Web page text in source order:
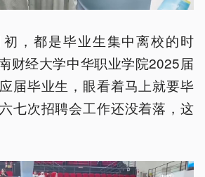
，都是毕业生集中离校的时
财经大学中华职业学院2025届
届毕业生，眼看着马上就要毕
七次招聘会工作还没着落，这